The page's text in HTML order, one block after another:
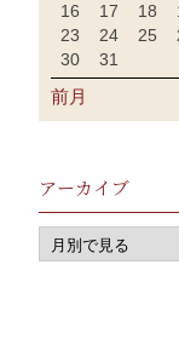
16
17 18
23
24 25
30
31
前月
アーカイブ